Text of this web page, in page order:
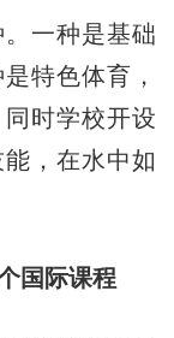
一种是基础
特色体育，
时学校开设
，在水中如
国际课程